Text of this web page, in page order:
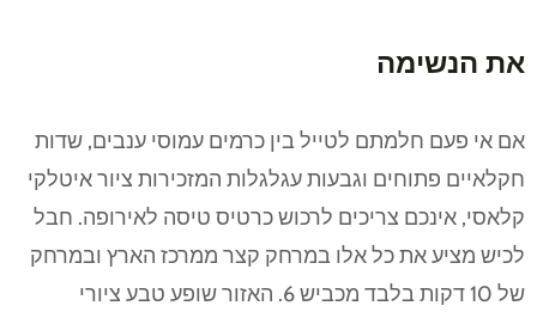
את הנשימה
אם אי פעם חלמתם לטייל בין כרמים עמוסי ענבים, שדות
חקלאיים פתוחים וגבעות עגלגלות המזכירות ציור איטלקי
קלאסי, אינכם צריכים לרכוש כרטיס טיסה לאירופה. חבל
לכיש מציע את כל אלו במרחק קצר ממרכז הארץ ובמרחק
של 10 דקות בלבד מכביש 6. האזור שופע טבע ציורי